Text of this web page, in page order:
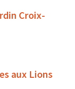
Croix-
aux Lions